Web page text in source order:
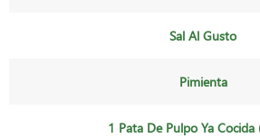
Sal Al Gusto
Pimienta
1 Pata De Pulpo Ya Cocida